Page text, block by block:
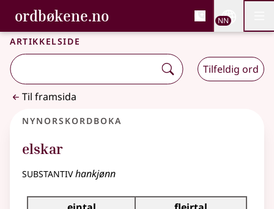
Gå til hovudinnhald
Tilgjenge
ordbøkene.no, Bokmålsordboka og
Bokmålsordboka og Nynorskordboka
NN
Artikkelside
Tilfeldig ord
Til framsida
Nynorskordboka
elskar
substantivhankjønn
Bøyningstabell for dette substantivet